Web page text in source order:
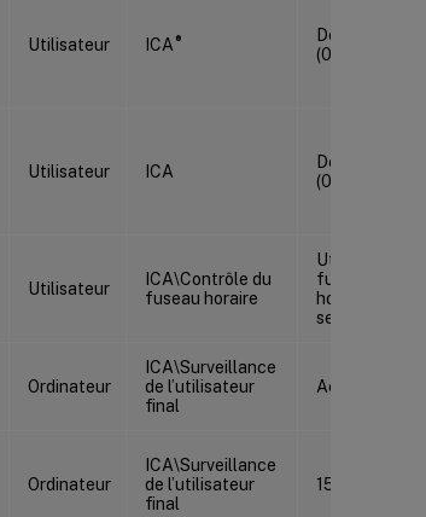
Utilisateur ICA®
Désactivé
(0)
Utilisateur ICA
Désactivé
(0)
Utilisateur
ICA\Contrôle du
fuseau horaire
Utiliser le
fuseau
horaire du
serveur
Ordinateur
ICA\Surveillance
de l’utilisateur
final
Activé (1)
Ordinateur
ICA\Surveillance
de l’utilisateur
final
15